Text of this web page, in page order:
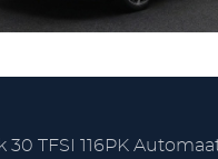
30 TFSI 116PK